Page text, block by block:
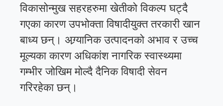
विकासोन्मुख सहरहरुमा खेतीको विकल्प घट्दै
गएका कारण उपभोक्ता विषादीयुक्त तरकारी खान
बाध्य छन्। अग्र्यानिक उत्पादनको अभाव र उच्च
मूल्यका कारण अधिकांश नागरिक स्वास्थ्यमा
गम्भीर जोखिम मोल्दै दैनिक विषादी सेवन
गरिरहेका छन्।